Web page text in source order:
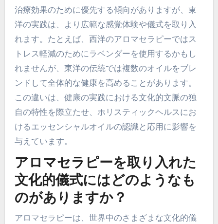
治療効果のために優先する傾向がありますが、東
洋の実践は、より広範な感覚体験や儀式を取り入
れます。たとえば、西洋のアロマセラピーではス
トレス軽減のためにラベンダーを使用するかもし
れませんが、東洋の伝統では複数のオイルをブレ
ンドして全体的な健康を高めることがあります。
この違いは、健康の実践における文化的文脈の独
自の特性を際立たせ、ホリスティックヘルスにお
けるエッセンシャルオイルの認識と応用に影響を
与えています。
アロマセラピーを取り入れた
文化的儀式にはどのようなも
のがありますか？
アロマセラピーは、世界中のさまざまな文化的儀